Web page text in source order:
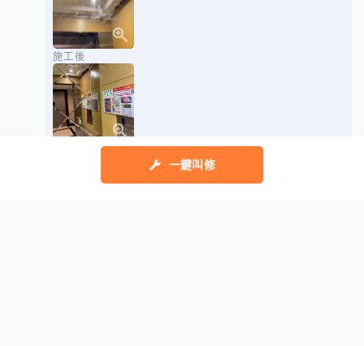
一鍵叫修
施工後